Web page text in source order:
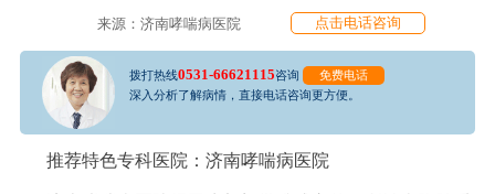
来源：济南哮喘病医院 点击电话咨询
拨打热线0531-66621115咨询
免费电话
深入分析了解病情，直接电话咨询更方便。
推荐特色专科医院：济南哮喘病医院